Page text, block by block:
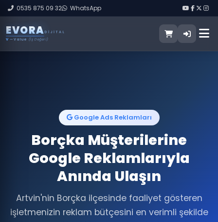
0535 875 09 32 WhatsApp
EVORA DIJITAL
V — Value (İş Değeri)
Google Ads Reklamları
Borçka Müşterilerine
Google Reklamlarıyla
Anında Ulaşın
Artvin'nin Borçka ilçesinde faaliyet gösteren
işletmenizin reklam bütçesini en verimli şekilde